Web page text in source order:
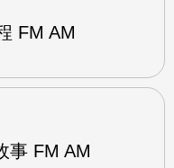
FM AM
事 FM AM